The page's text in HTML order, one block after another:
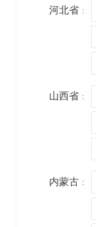
河北省 ：
山西省 ：
内蒙古 ：